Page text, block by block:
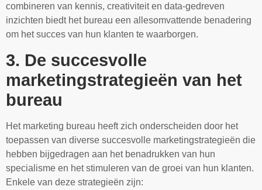
combineren van kennis, creativiteit en data-gedreven
inzichten biedt het bureau een allesomvattende benadering
om het succes van hun klanten te waarborgen.
3. De succesvolle
marketingstrategieën van het
bureau
Het marketing bureau heeft zich onderscheiden door het
toepassen van diverse succesvolle marketingstrategieën die
hebben bijgedragen aan het benadrukken van hun
specialisme en het stimuleren van de groei van hun klanten.
Enkele van deze strategieën zijn: